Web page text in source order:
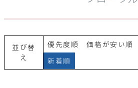
並び替
え
優先度順 価格が安い順
新着順